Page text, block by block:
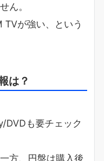
ん。
TVが強い、という
は？
DVDも要チェック
方、円盤は購入後